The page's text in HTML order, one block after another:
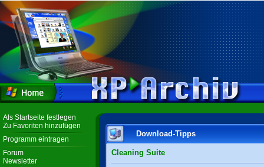
Als Startseite festlegen
Zu Favoriten hinzufügen
Programm eintragen
Forum
Newsletter
Download-Tipps
Cleaning Suite